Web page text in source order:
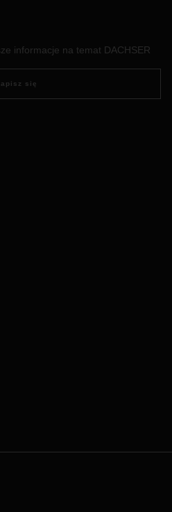
obszarów: ogólna satysfakcja
kompetencje i pracownik
informacje na temat DACHSER
się